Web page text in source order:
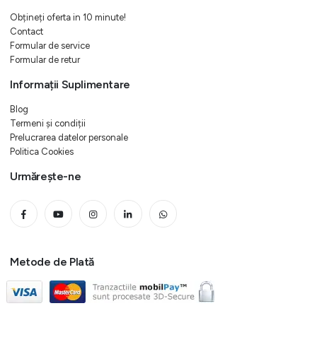
Obțineți oferta in 10 minute!
Contact
Formular de service
Formular de retur
Informații Suplimentare
Blog
Termeni și condiții
Prelucrarea datelor personale
Politica Cookies
Urmărește-ne
Metode de Plată